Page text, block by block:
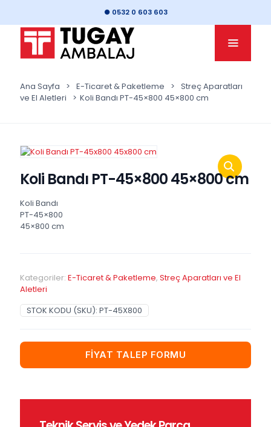
● 0532 0 603 603
Ana Sayfa > E-Ticaret & Paketleme > Streç Aparatları
ve El Aletleri
> Koli Bandı PT-45×800 45×800 cm
Koli Bandı PT-45×800 45×800 cm
Koli Bandı
PT-45×800
45×800 cm
Kategoriler: E-Ticaret & Paketleme, Streç Aparatları ve El
Aletleri
STOK KODU (SKU): PT-45X800
FİYAT TALEP FORMU